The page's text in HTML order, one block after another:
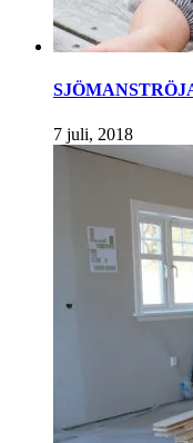
7 juli, 2018